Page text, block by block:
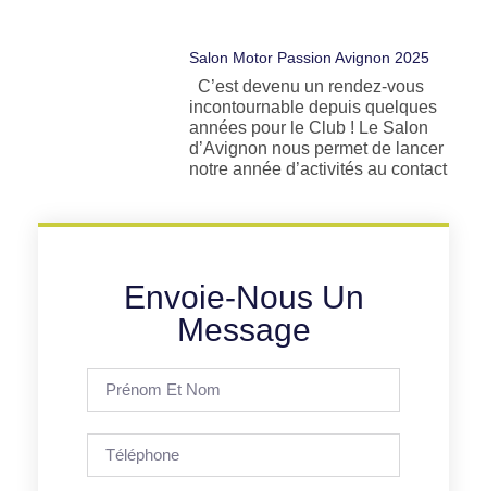
Salon Motor Passion Avignon 2025
C’est devenu un rendez-vous
incontournable depuis quelques
années pour le Club ! Le Salon
d’Avignon nous permet de lancer
notre année d’activités au contact
Envoie-Nous Un
Message